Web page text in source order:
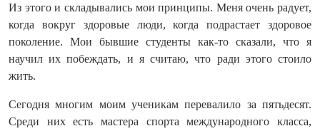
Из этого и складывались мои принципы. Меня очень радует,
когда вокруг здоровые люди, когда подрастает здоровое
поколение. Мои бывшие студенты как-то сказали, что я
научил их побеждать, и я считаю, что ради этого стоило
жить.
Сегодня многим моим ученикам перевалило за пятьдесят.
Среди них есть мастера спорта международного класса,